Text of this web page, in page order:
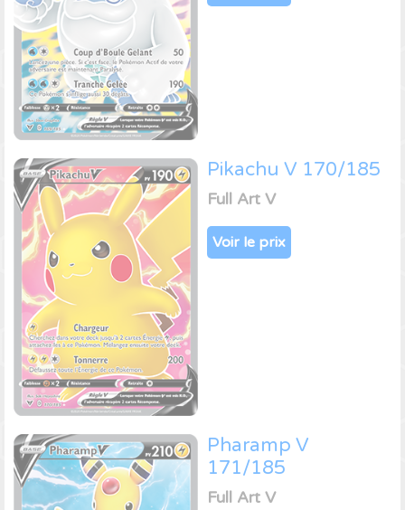
Pikachu V 170/185
Full Art V
Voir le prix
Pharamp V
171/185
Full Art V